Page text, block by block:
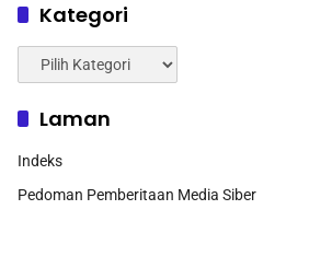
Kategori
Kategori
Laman
Indeks
Pedoman Pemberitaan Media Siber